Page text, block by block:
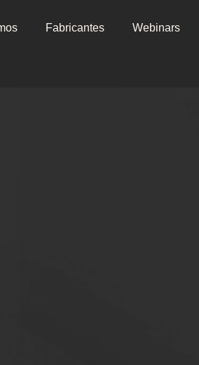
Fabricantes Webinars